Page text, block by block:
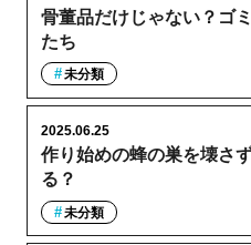
骨董品だけじゃない？ゴ
たち
未分類
作り始めの蜂の巣を壊さ
る？
2025.06.25
未分類